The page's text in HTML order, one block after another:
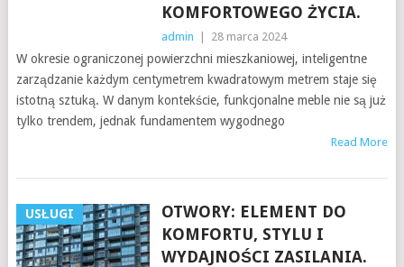
KOMFORTOWEGO ŻYCIA.
admin 28 marca 2024
W okresie ograniczonej powierzchni mieszkaniowej, inteligentne
zarządzanie każdym centymetrem kwadratowym metrem staje się
istotną sztuką. W danym kontekście, funkcjonalne meble nie są już
tylko trendem, jednak fundamentem wygodnego
Read More
USŁUGI
OTWORY: ELEMENT DO
KOMFORTU, STYLU I
WYDAJNOŚCI ZASILANIA.